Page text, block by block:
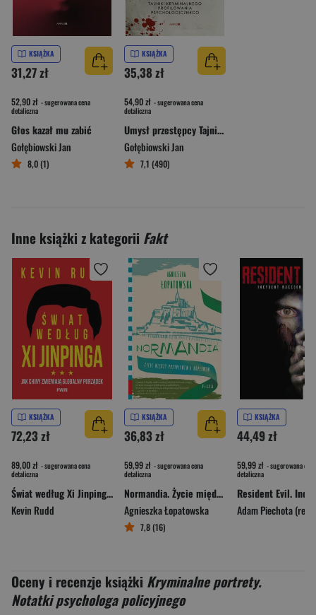
KSIĄŻKA
31,27 zł
52,90 zł - sugerowana cena
detaliczna
Głos kazał mu zabić
Gołębiowski Jan
8,0 (1)
KSIĄŻKA
35,38 zł
54,90 zł - sugerowana cena
detaliczna
Umysł przestępcy Tajniki kryminalnego profilowania psychologicznego
Gołębiowski Jan
7,1 (490)
Inne książki z kategorii Fakt
KSIĄŻKA
72,23 zł
89,00 zł - sugerowana cena
detaliczna
Świat według Xi Jinpinga. Jak Chiny zmieniają globalny porządek
Kevin Rudd
KSIĄŻKA
36,83 zł
59,99 zł - sugerowana cena
detaliczna
Normandia. Życie między przypływem a odpływem
Agnieszka Łopatowska
7,8 (16)
KSIĄŻKA
44,49 zł
59,99 zł - sugerowana cena
detaliczna
Oceny i recenzje książki Kryminalne portrety.
Notatki psychologa policyjnego